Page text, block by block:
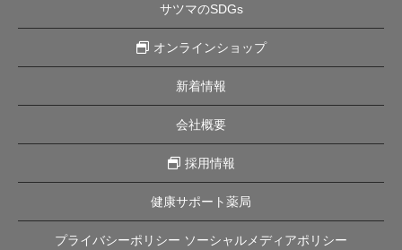
サツマのSDGs
オンラインショップ
新着情報
会社概要
採用情報
健康サポート薬局
プライバシーポリシー ソーシャルメディアポリシー